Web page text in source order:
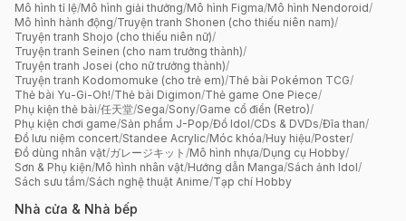
Mô hình tỉ lệ/Mô hình giải thưởng/Mô hình Figma/Mô hình Nendoroid/
Mô hình hành động/Truyện tranh Shonen (cho thiếu niên nam)/
Truyện tranh Shojo (cho thiếu niên nữ)/
Truyện tranh Seinen (cho nam trưởng thành)/
Truyện tranh Josei (cho nữ trưởng thành)/
Truyện tranh Kodomomuke (cho trẻ em)/Thẻ bài Pokémon TCG/
Thẻ bài Yu-Gi-Oh!/Thẻ bài Digimon/Thẻ game One Piece/
Phụ kiện thẻ bài/任天堂/Sega/Sony/Game cổ điển (Retro)/
Phụ kiện chơi game/Sản phẩm J-Pop/Đồ Idol/CDs & DVDs/Đĩa than/
Đồ lưu niệm concert/Standee Acrylic/Móc khóa/Huy hiệu/Poster/
Đồ dùng nhân vật/ガレージキット /Mô hình nhựa/Dụng cụ Hobby/
Sơn & Phụ kiện/Mô hình nhân vật/Hướng dẫn Manga/Sách ảnh Idol/
Sách sưu tầm/Sách nghệ thuật Anime/Tạp chí Hobby
Nhà cửa & Nhà bếp